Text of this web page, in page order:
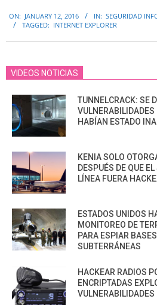
01-
ON: JANUARY 12, 2016 IN: SEGURIDAD
TAGGED: INTERNET EXPLORER
VIDEOS NOTICIAS
TUNNELCRACK: SE
VULNERABILIDADES
HABÍAN ESTADO
KENIA SOLO
DESPUÉS DE QUE
LÍNEA FUERA
ESTADOS UNIDOS
MONITOREO DE
PARA ESPIAR
SUBTERRÁNEAS
HACKEAR RADIOS
ENCRIPTADAS
VULNERABILIDADES